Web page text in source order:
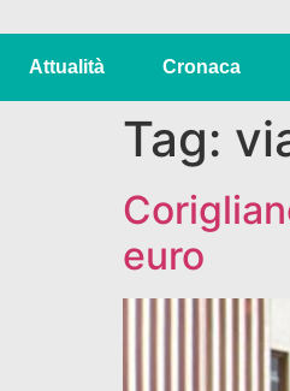
Attualità Cronaca
Tag:
euro